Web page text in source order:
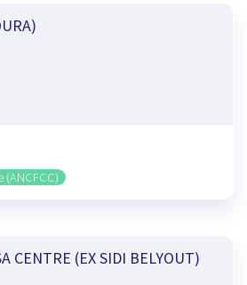
(ANCFCC)
CENTRE (EX SIDI BELYOUT)